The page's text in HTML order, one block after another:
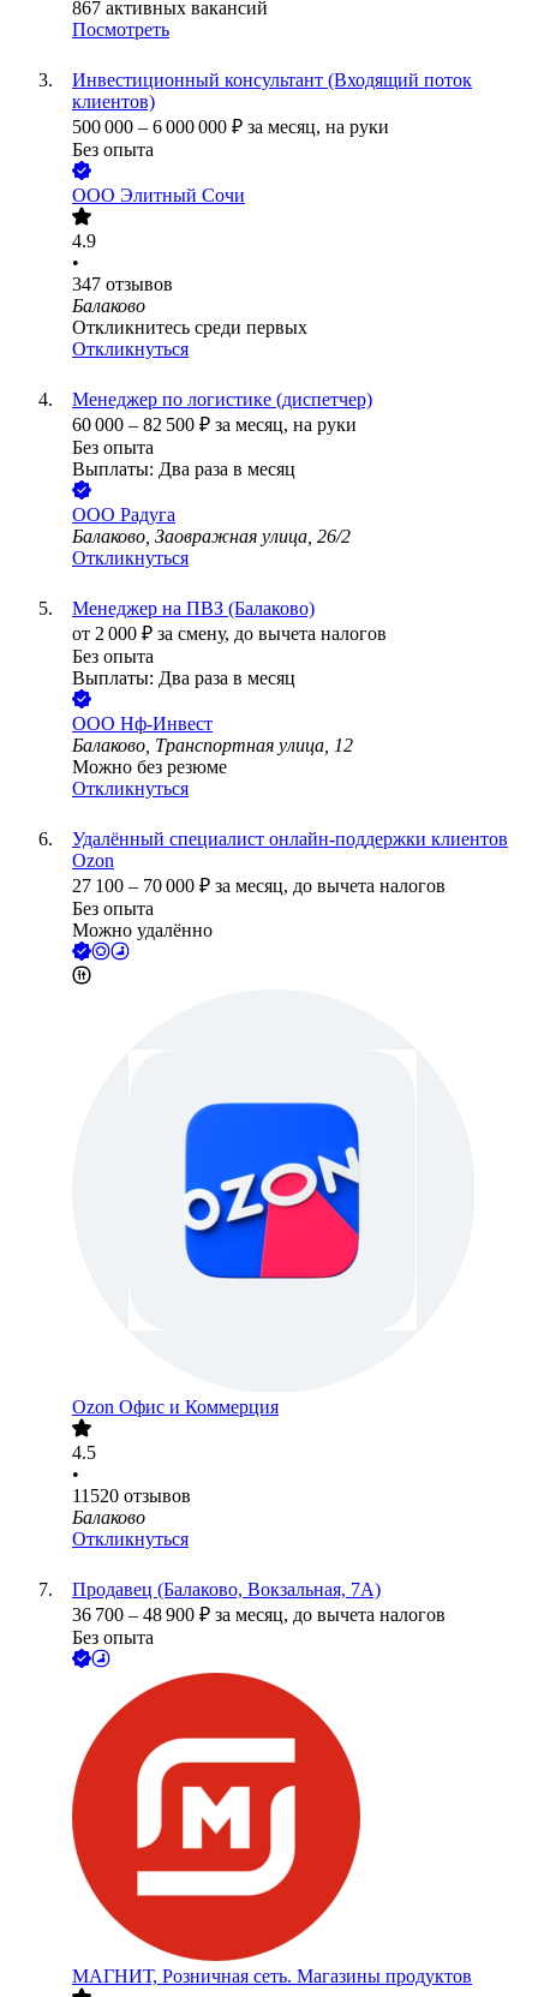
867 активных вакансий
Посмотреть
Инвестиционный консультант (Входящий поток
клиентов)
500 000 – 6 000 000 ₽ за месяц, на руки
Без опыта
ООО Элитный Сочи
4.9
•
347 отзывов
Балаково
Откликнитесь среди первых
Откликнуться
Менеджер по логистике (диспетчер)
60 000 – 82 500 ₽ за месяц, на руки
Без опыта
Выплаты: Два раза в месяц
ООО Радуга
Балаково, Заовражная улица, 26/2
Откликнуться
Менеджер на ПВЗ (Балаково)
от 2 000 ₽ за смену, до вычета налогов
Без опыта
Выплаты: Два раза в месяц
ООО Нф-Инвест
Балаково, Транспортная улица, 12
Можно без резюме
Откликнуться
Удалённый специалист онлайн-поддержки клиентов
Ozon
27 100 – 70 000 ₽ за месяц, до вычета налогов
Без опыта
Можно удалённо
Ozon Офис и Коммерция
4.5
•
11520 отзывов
Балаково
Откликнуться
Продавец (Балаково, Вокзальная, 7А)
36 700 – 48 900 ₽ за месяц, до вычета налогов
Без опыта
МАГНИТ, Розничная сеть. Магазины продуктов